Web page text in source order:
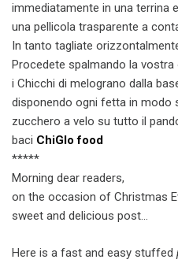
immediatamente in una terrina
una pellicola trasparente a
In tanto tagliate
Procedete spalmando la
i Chicchi di melograno dalla
disponendo ogni fetta in modo
zucchero a velo su tutto il
baci ChiGlo food
*****
Morning dear readers,
on the occasion of Christmas
sweet and delicious post…
Here is a fast and easy stuffed